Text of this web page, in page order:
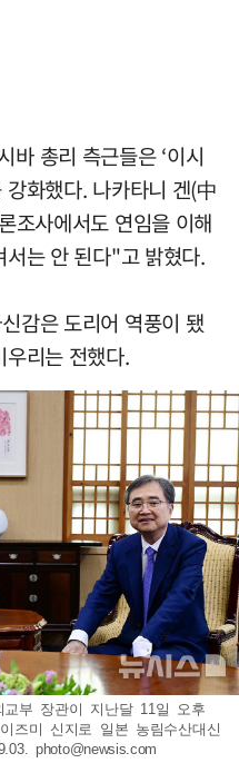
바 총리 측근들은 ‘이시
강화했다. 나카타니 겐(中
조사에서도 연임을 이해
는 안 된다"고 밝혔다.
감은 도리어 역풍이 됐
리는 전했다.
부 장관이 지난달 11일 오후
즈미 신지로 일본 농림수산대신
photo@newsis.com